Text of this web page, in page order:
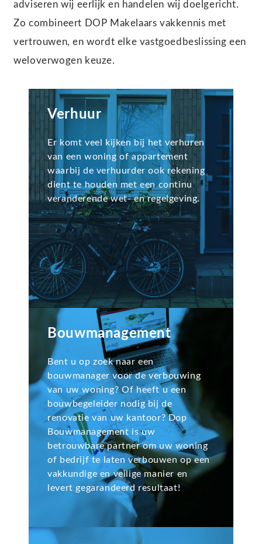
adviseren wij eerlijk en handelen wij doelgericht.
Zo combineert DOP Makelaars vakkennis met
vertrouwen, en wordt elke vastgoedbeslissing een
weloverwogen keuze.
Verhuur
Er komt veel kijken bij het verhuren
van een woning of appartement
waarbij de verhuurder ook rekening
dient te houden met een continu
veranderende wet- en regelgeving.
Bouwmanagement
Bent u op zoek naar een
bouwmanager voor de verbouwing
van uw woning? Of heeft u een
bouwbegeleider nodig bij de
renovatie van uw kantoor? Dop
Bouwmanagement is uw
betrouwbare partner om uw woning
of bedrijf te laten verbouwen op een
vakkundige en veilige manier en
levert gegarandeerd resultaat!